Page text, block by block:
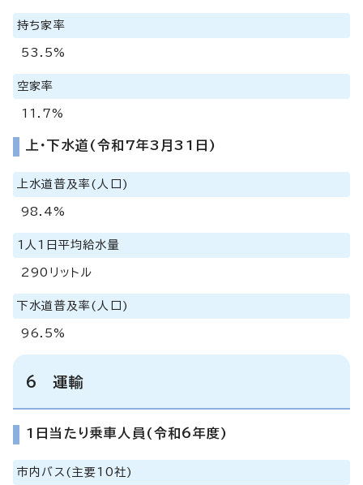
持ち家率
53.5%
空家率
11.7%
上・下水道(令和7年3月31日)
上水道普及率(人口)
98.4%
1人1日平均給水量
290リットル
下水道普及率(人口)
96.5%
6 運輸
1日当たり乗車人員(令和6年度)
市内バス(主要10社)